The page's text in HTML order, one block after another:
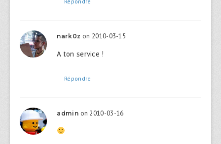
nark0z on 2010-03-15
A ton service !
Répondre
admin on 2010-03-16